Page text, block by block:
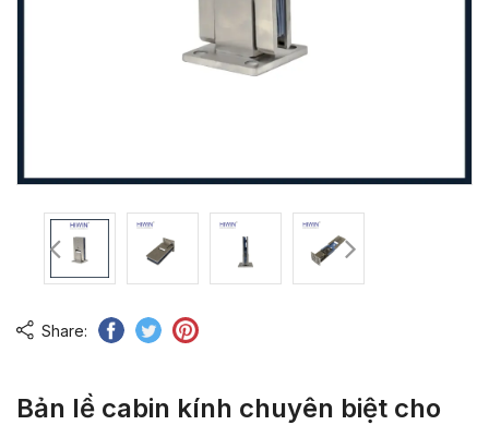
Share:
Bản lề cabin kính chuyên biệt cho